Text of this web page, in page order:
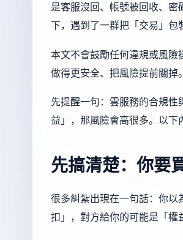
是客服沒回、帳號被回收、
下，遇到了一群把「交易」包
本文不會鼓勵任何違規或風險
做得更安全、把風險提前關掉。
先提醒一句：雲服務的合規
益」，那風險會高很多。以下
先搞清楚：你要
很多糾紮出現在一句話：你
扣」，對方給你的可能是「權